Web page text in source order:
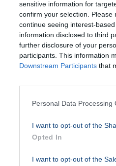
sensitive information for
confirm your selection.
continue seeing interest-
information disclosed to third
further disclosure of your
participants. This information
Downstream Participants that
Personal Data Processing
I want to opt-out of the
Opted In
I want to opt-out of the
agyon egy